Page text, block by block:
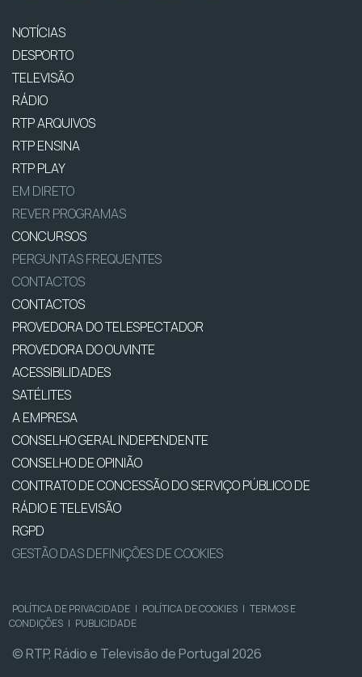
NOTÍCIAS
DESPORTO
TELEVISÃO
RÁDIO
RTP ARQUIVOS
RTP ENSINA
RTP PLAY
EM DIRETO
REVER PROGRAMAS
CONCURSOS
PERGUNTAS FREQUENTES
CONTACTOS
CONTACTOS
PROVEDORA DO TELESPECTADOR
PROVEDORA DO OUVINTE
ACESSIBILIDADES
SATÉLITES
A EMPRESA
CONSELHO GERAL INDEPENDENTE
CONSELHO DE OPINIÃO
CONTRATO DE CONCESSÃO DO SERVIÇO PÚBLICO DE
RÁDIO E TELEVISÃO
RGPD
GESTÃO DAS DEFINIÇÕES DE COOKIES
POLÍTICA DE PRIVACIDADE | POLÍTICA DE COOKIES | TERMOS E
CONDIÇÕES | PUBLICIDADE
© RTP, Rádio e Televisão de Portugal 2026